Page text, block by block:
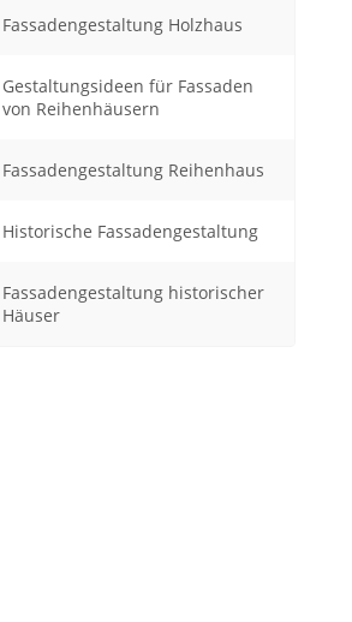
Fassadengestaltung Holzhaus
Gestaltungsideen für Fassaden
von Reihenhäusern
Fassadengestaltung Reihenhaus
Historische Fassadengestaltung
Fassadengestaltung historischer
Häuser